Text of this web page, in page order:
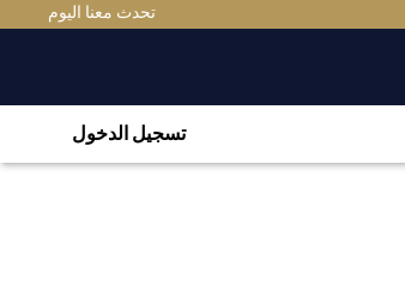
تحدث معنا اليوم
تسجيل الدخول